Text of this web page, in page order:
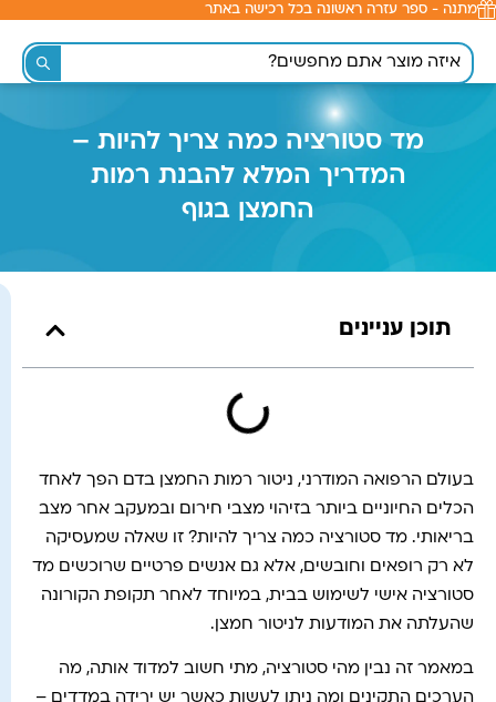
לתוכן
מתנה - ספר עזרה ראשונה בכל רכישה באתר
מד סטורציה כמה צריך להיות –
המדריך המלא להבנת רמות
החמצן בגוף
תוכן עניינים
בעולם הרפואה המודרני, ניטור רמות החמצן בדם הפך לאחד
הכלים החיוניים ביותר בזיהוי מצבי חירום ובמעקב אחר מצב
בריאותי. מד סטורציה כמה צריך להיות? זו שאלה שמעסיקה
לא רק רופאים וחובשים, אלא גם אנשים פרטיים שרוכשים מד
סטורציה אישי לשימוש בבית, במיוחד לאחר תקופת הקורונה
שהעלתה את המודעות לניטור חמצן.
במאמר זה נבין מהי סטורציה, מתי חשוב למדוד אותה, מה
הערכים התקינים ומה ניתן לעשות כאשר יש ירידה במדדים –